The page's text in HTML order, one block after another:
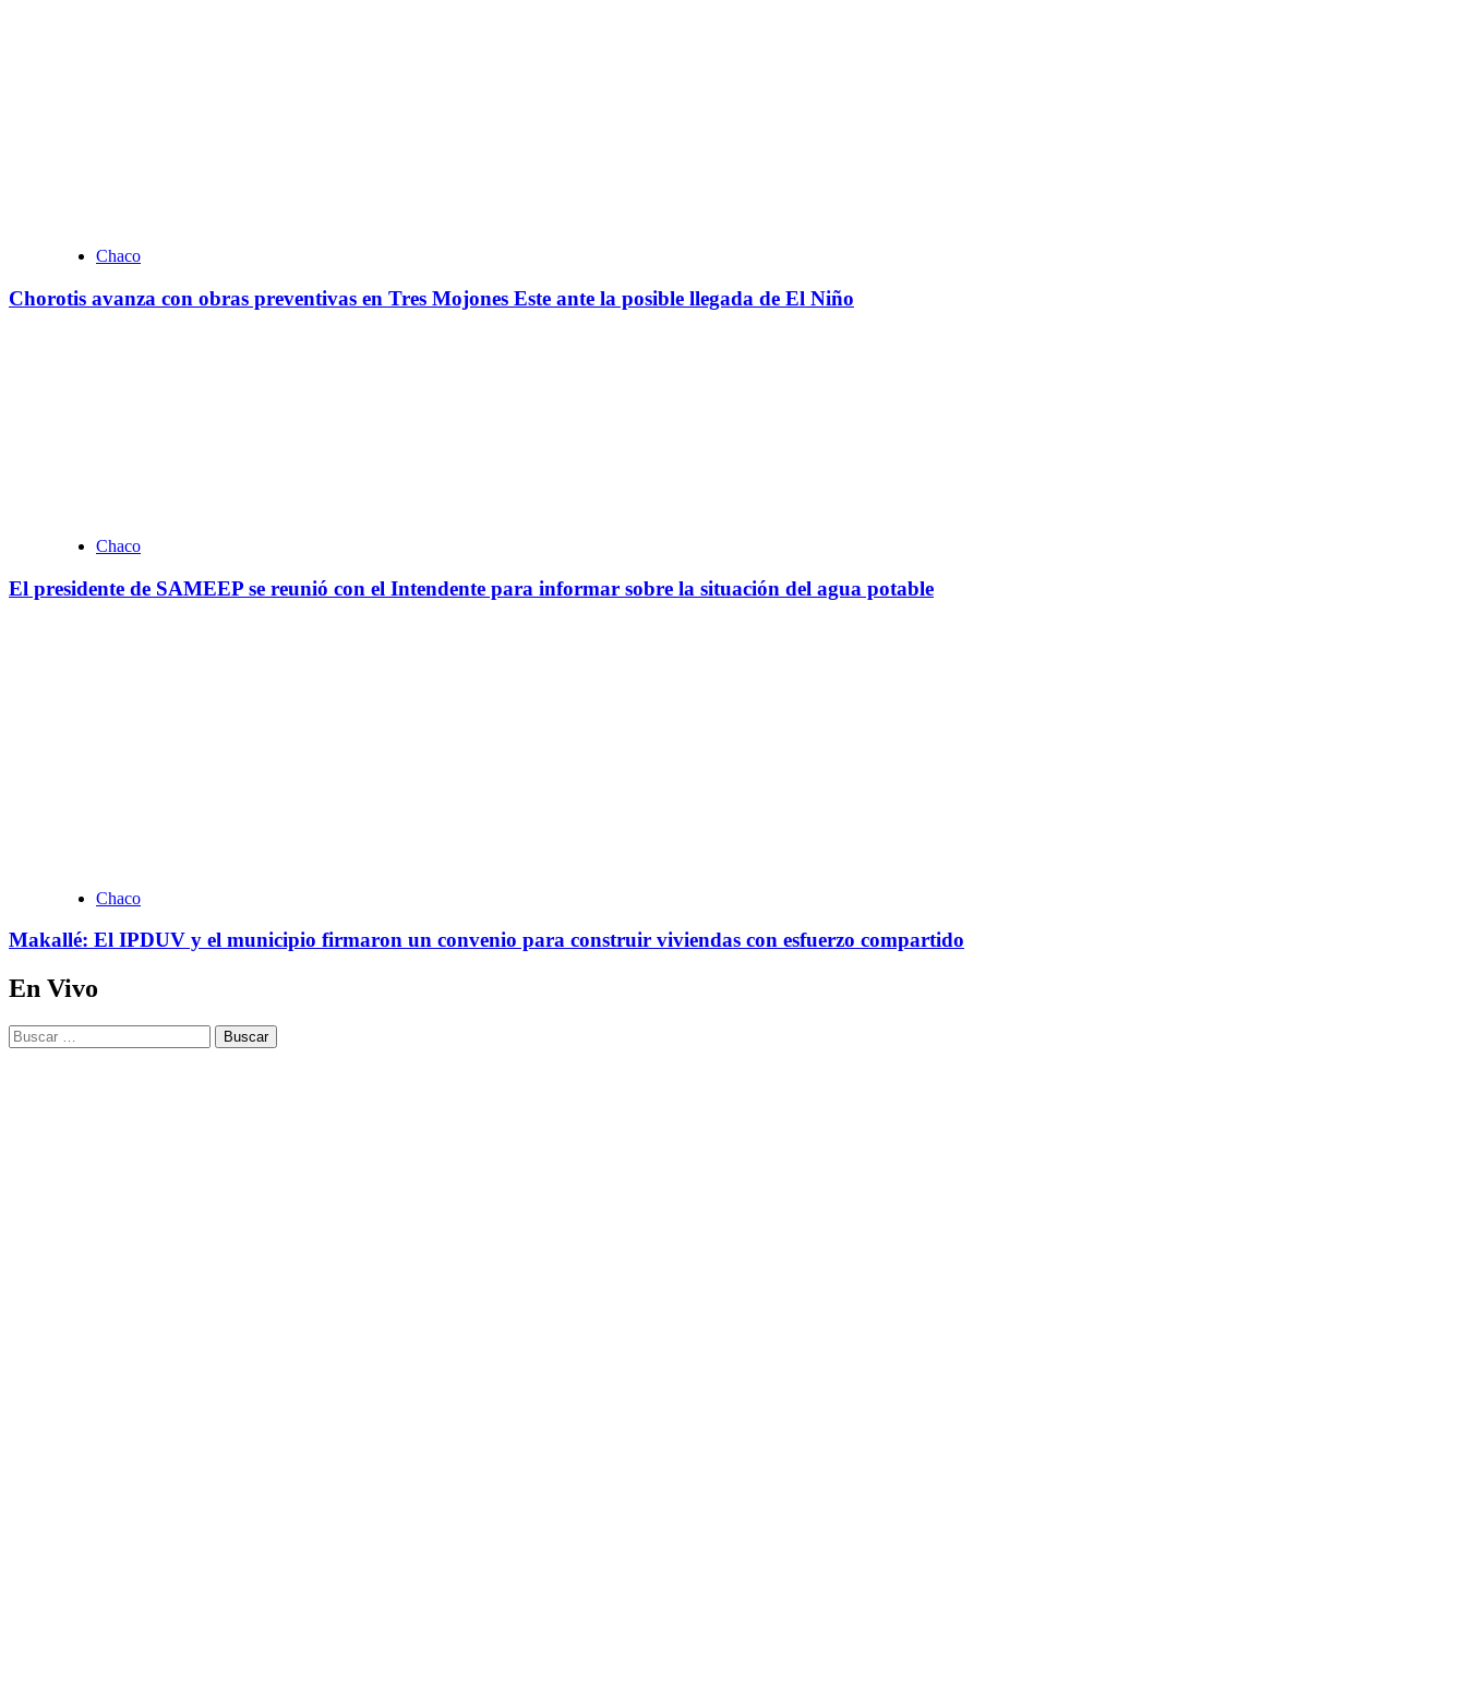
Chaco
Chorotis avanza con obras preventivas en Tres Mojones Este ante la posible llegada de El Niño
Chaco
El presidente de SAMEEP se reunió con el Intendente para informar sobre la situación del agua potable
Chaco
Makallé: El IPDUV y el municipio firmaron un convenio para construir viviendas con esfuerzo compartido
En Vivo
Buscar: